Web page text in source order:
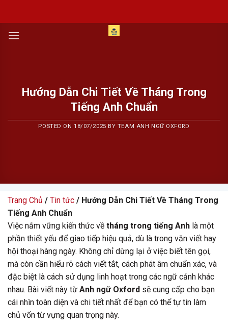
content
Hướng Dẫn Chi Tiết Về Tháng Trong
Tiếng Anh Chuẩn
POSTED ON18/07/2025 BY TEAM ANH NGỮ OXFORD
Trang Chủ / Tin tức / Hướng Dẫn Chi Tiết Về Tháng Trong
Tiếng Anh Chuẩn
Việc nắm vững kiến thức về tháng trong tiếng Anh là một
phần thiết yếu để giao tiếp hiệu quả, dù là trong văn viết hay
hội thoại hàng ngày. Không chỉ dừng lại ở việc biết tên gọi,
mà còn cần hiểu rõ cách viết tắt, cách phát âm chuẩn xác, và
đặc biệt là cách sử dụng linh hoạt trong các ngữ cảnh khác
nhau. Bài viết này từ Anh ngữ Oxford sẽ cung cấp cho bạn
cái nhìn toàn diện và chi tiết nhất để bạn có thể tự tin làm
chủ vốn từ vựng quan trọng này.